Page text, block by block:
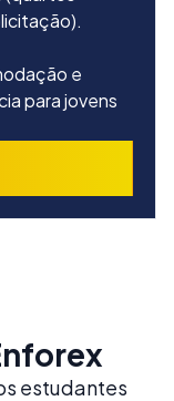
e
para jovens
estudantes